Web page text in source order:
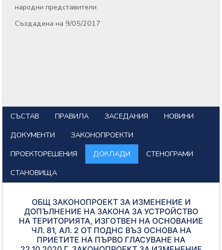
народни представители
Създадена на 9/05/2017
СЪСТАВ ПРАВИЛА ЗАСЕДАНИЯ
НОВИНИ
ДОКУМЕНТИ
ЗАКОНОПРОЕКТИ
ПРОЕКТОРЕШЕНИЯ
ДОКЛАДИ
СТЕНОГРАМИ
СТАНОВИЩА
ОБЩ ЗАКОНОПРОЕКТ ЗА ИЗМЕНЕНИЕ И
ДОПЪЛНЕНИЕ НА ЗАКОНА ЗА УСТРОЙСТВО
НА ТЕРИТОРИЯТА, ИЗГОТВЕН НА ОСНОВАНИЕ
ЧЛ. 81, АЛ. 2 ОТ ПОДНС ВЪЗ ОСНОВА НА
ПРИЕТИТЕ НА ПЪРВО ГЛАСУВАНЕ НА